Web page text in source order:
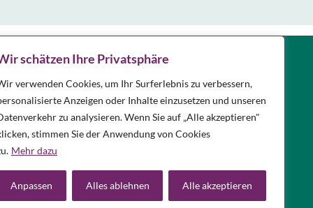
schätzen Ihre Privatsphäre
verwenden Cookies, um Ihr Surferlebnis zu verbessern,
Anzeigen oder Inhalte einzusetzen und unseren
zu analysieren. Wenn Sie auf „Alle akzeptieren"
stimmen Sie der Anwendung von Cookies
Mehr dazu
Anpassen Alles ablehnen Alle akzeptieren
Notdienst
Apotheken in Ihrer Nähe, die
Notdienst haben, finden Siehier.